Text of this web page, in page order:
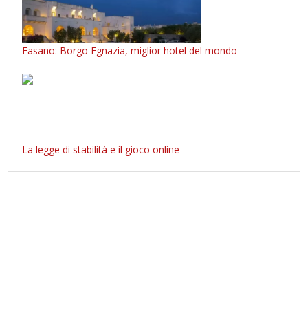
Fasano: Borgo Egnazia, miglior hotel del mondo
La legge di stabilità e il gioco online